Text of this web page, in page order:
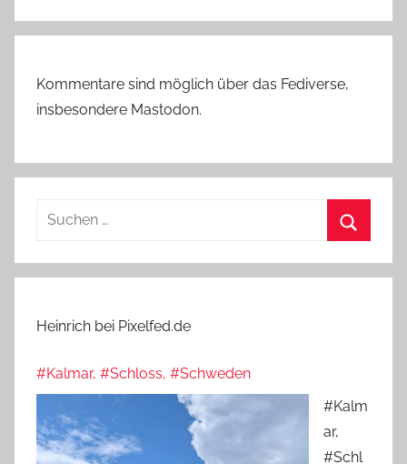
Kommentare sind möglich über das Fediverse,
insbesondere Mastodon.
Suchen
Heinrich bei Pixelfed.de
#Kalmar, #Schloss, #Schweden
#Kalm
ar,
#Schl